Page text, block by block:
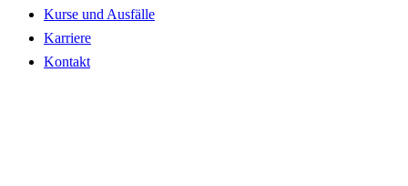
Kurse und Ausfälle
Karriere
Kontakt